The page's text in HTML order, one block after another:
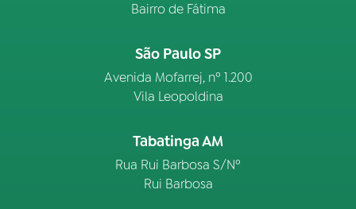
Bairro de Fátima
São Paulo SP
Avenida Mofarrej, nº 1.200
Vila Leopoldina
Tabatinga AM
Rua Rui Barbosa S/Nº
Rui Barbosa